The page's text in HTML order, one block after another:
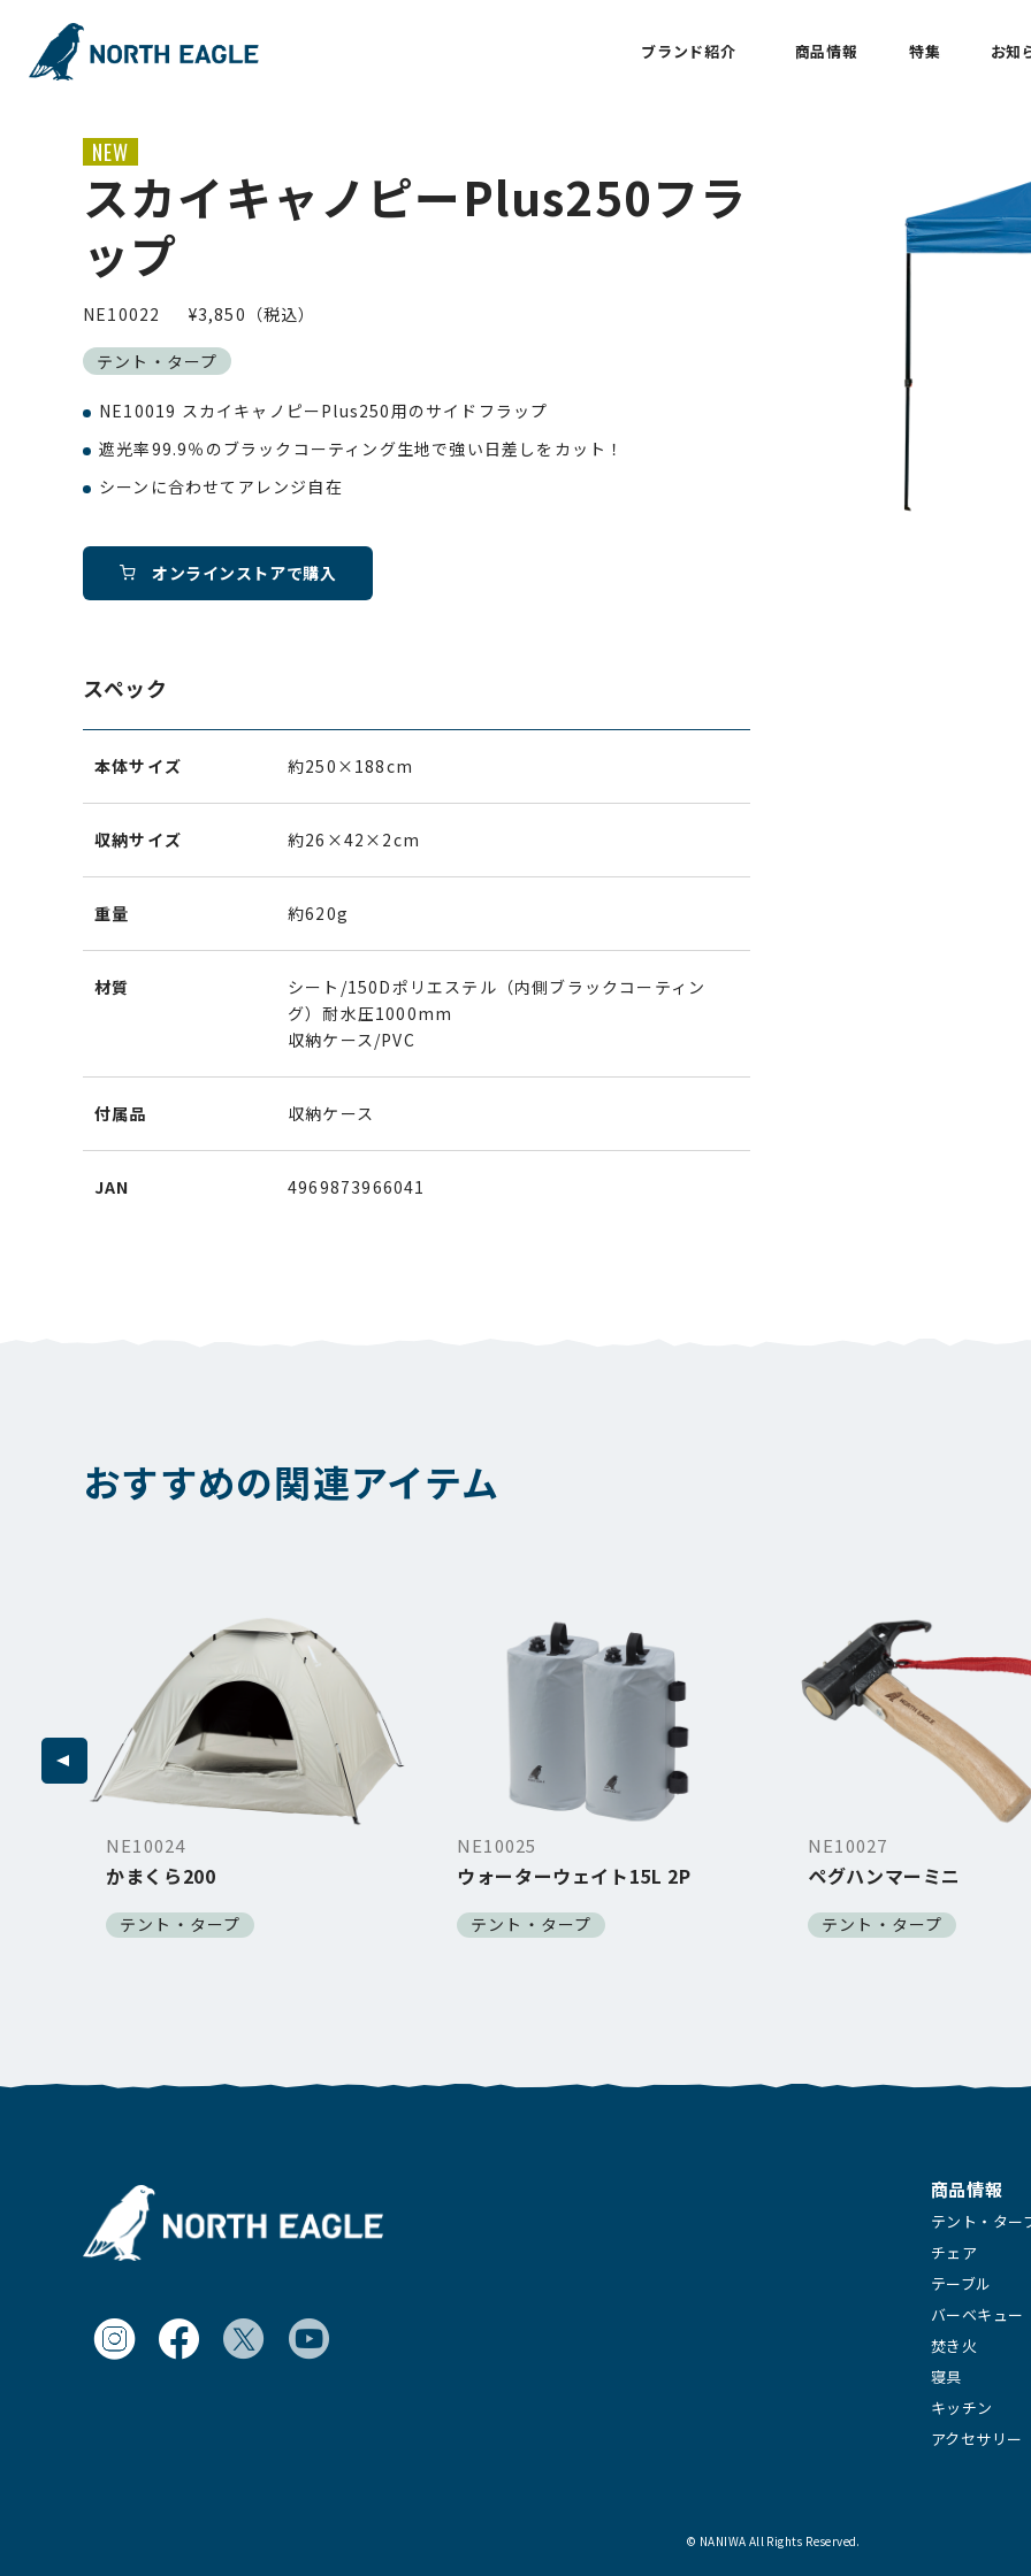
ブランド紹介 商品情報 特集 お知
NEW
スカイキャノピーPlus250フラ
ップ
NE10022 ¥3,850（税込）
テント・タープ
NE10019 スカイキャノピーPlus250用のサイドフラップ
遮光率99.9％のブラックコーティング生地で強い日差しをカット！
シーンに合わせてアレンジ自在
オンラインストアで購入
スペック
本体サイズ 約250×188cm
収納サイズ 約26×42×2cm
重量 約620g
材質
シート/150Dポリエステル（内側ブラックコーティン
グ）耐水圧1000mm
収納ケース/PVC
付属品 収納ケース
JAN 4969873966041
おすすめの関連アイテム
NE10024
かまくら200
テント・タープ
NE10025
ウォーターウェイト15L 2P
テント・タープ
NE10027
ペグハンマーミニ
テント・タープ
商品情報
テント・ター
チェア
テーブル
バーベキュー
焚き火
寝具
キッチン
アクセサリー
© NANIWA All Rights Reserved.